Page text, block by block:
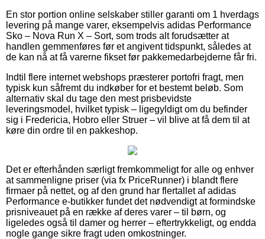
En stor portion online selskaber stiller garanti om 1 hverdags
levering på mange varer, eksempelvis adidas Performance
Sko – Nova Run X – Sort, som trods alt forudsætter at
handlen gemmenføres før et angivent tidspunkt, således at
de kan nå at få varerne fikset før pakkemedarbejderne får fri.
Indtil flere internet webshops præsterer portofri fragt, men
typisk kun såfremt du indkøber for et bestemt beløb. Som
alternativ skal du tage den mest prisbevidste
leveringsmodel, hvilket typisk – ligegyldigt om du befinder
sig i Fredericia, Hobro eller Struer – vil blive at få dem til at
køre din ordre til en pakkeshop.
Det er efterhånden særligt fremkommeligt for alle og enhver
at sammenligne priser (via fx PriceRunner) i blandt flere
firmaer på nettet, og af den grund har flertallet af adidas
Performance e-butikker fundet det nødvendigt at formindske
prisniveauet på en række af deres varer – til børn, og
ligeledes også til damer og herrer – eftertrykkeligt, og endda
nogle gange sikre fragt uden omkostninger.